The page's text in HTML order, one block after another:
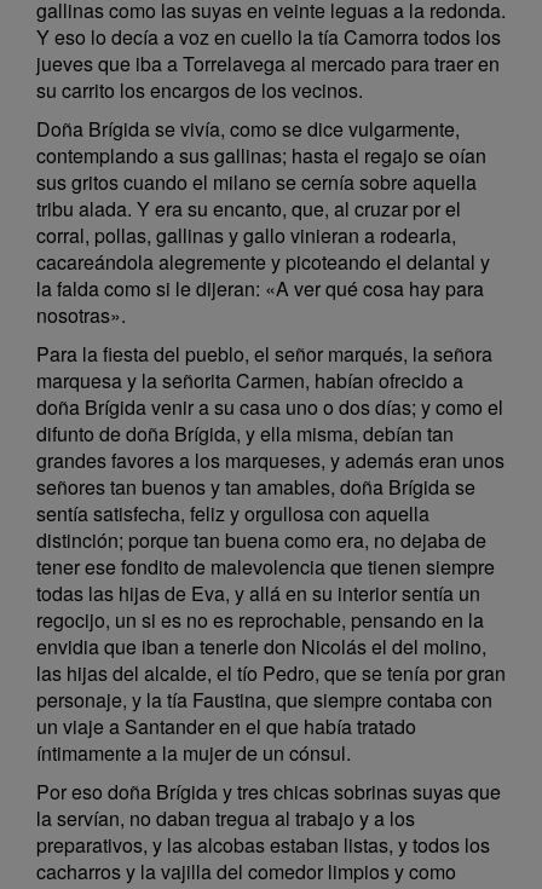
gallinas como las suyas en veinte leguas a la redonda.
Y eso lo decía a voz en cuello la tía Camorra todos los
jueves que iba a Torrelavega al mercado para traer en
su carrito los encargos de los vecinos.
Doña Brígida se vivía, como se dice vulgarmente,
contemplando a sus gallinas; hasta el regajo se oían
sus gritos cuando el milano se cernía sobre aquella
tribu alada. Y era su encanto, que, al cruzar por el
corral, pollas, gallinas y gallo vinieran a rodearla,
cacareándola alegremente y picoteando el delantal y
la falda como si le dijeran: «A ver qué cosa hay para
nosotras».
Para la fiesta del pueblo, el señor marqués, la señora
marquesa y la señorita Carmen, habían ofrecido a
doña Brígida venir a su casa uno o dos días; y como el
difunto de doña Brígida, y ella misma, debían tan
grandes favores a los marqueses, y además eran unos
señores tan buenos y tan amables, doña Brígida se
sentía satisfecha, feliz y orgullosa con aquella
distinción; porque tan buena como era, no dejaba de
tener ese fondito de malevolencia que tienen siempre
todas las hijas de Eva, y allá en su interior sentía un
regocijo, un si es no es reprochable, pensando en la
envidia que iban a tenerle don Nicolás el del molino,
las hijas del alcalde, el tío Pedro, que se tenía por gran
personaje, y la tía Faustina, que siempre contaba con
un viaje a Santander en el que había tratado
íntimamente a la mujer de un cónsul.
Por eso doña Brígida y tres chicas sobrinas suyas que
la servían, no daban tregua al trabajo y a los
preparativos, y las alcobas estaban listas, y todos los
cacharros y la vajilla del comedor limpios y como